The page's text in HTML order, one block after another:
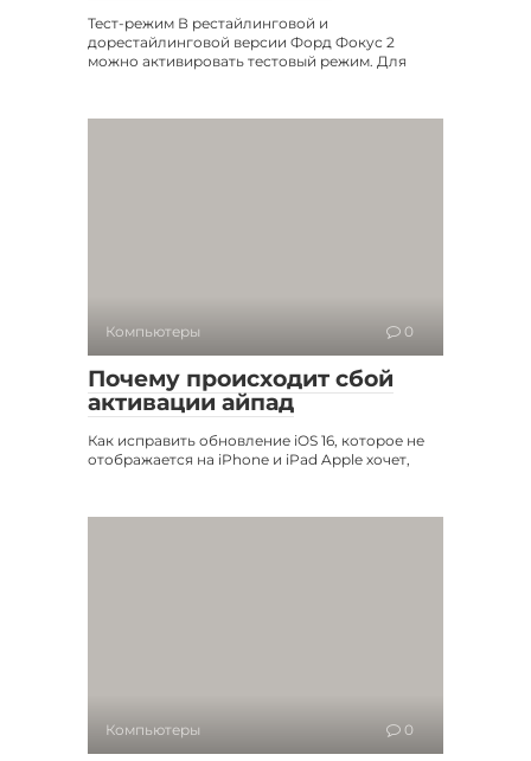
Тест-режим В рестайлинговой и
дорестайлинговой версии Форд Фокус 2
можно активировать тестовый режим. Для
Компьютеры 0
Почему происходит сбой
активации айпад
Как исправить обновление iOS 16, которое не
отображается на iPhone и iPad Apple хочет,
Компьютеры 0